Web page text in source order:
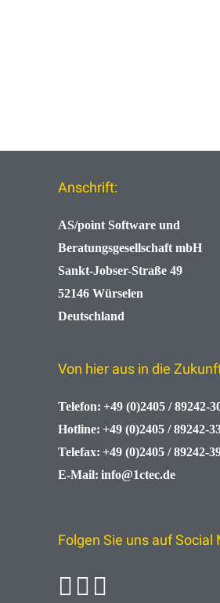
Anschrift:
AS/point Software und
Beratungsgesellschaft mbH
Sankt-Jobser-Straße 49
52146 Würselen
Deutschland
Von hier aus in die
Telefon: +49 (0)2405 / 89242-
Hotline: +49 (0)2405 / 89242-
Telefax: +49 (0)2405 / 89242-
E-Mail: info@1ctec.de
Folgen Sie uns auf Social